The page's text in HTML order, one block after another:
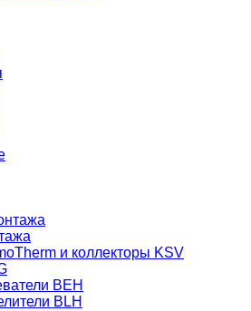
и коллекторы KSV
BEH
BLH